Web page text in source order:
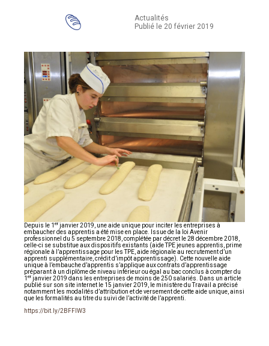
Actualités
Publié le 20 février 2019
Depuis le 1 er janvier 2019, une aide unique pour inciter les entreprises à
embaucher des apprentis a été mise en place. Issue de la loi Avenir
professionnel du 5 septembre 2018, complétée par décret le 28 décembre 2018,
celle-ci se substitue aux dispositifs existants (aide TPE jeunes apprentis, prime
régionale à l’apprentissage pour les TPE, aide régionale au recrutement d’un
apprenti supplémentaire, crédit d’impôt apprentissage). Cette nouvelle aide
unique à l’embauche d’apprentis s’applique aux contrats d’apprentissage
préparant à un diplôme de niveau inférieur ou égal au bac conclus à compter du
1 er janvier 2019 dans les entreprises de moins de 250 salariés. Dans un article
publié sur son site internet le 15 janvier 2019, le ministère du Travail a précisé
notamment les modalités d’attribution et de versement de cette aide unique, ainsi
que les formalités au titre du suivi de l’activité de l’apprenti.
https://bit.ly/2BFFIW3